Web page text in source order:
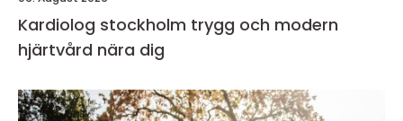
Kardiolog stockholm trygg och modern
hjärtvård nära dig